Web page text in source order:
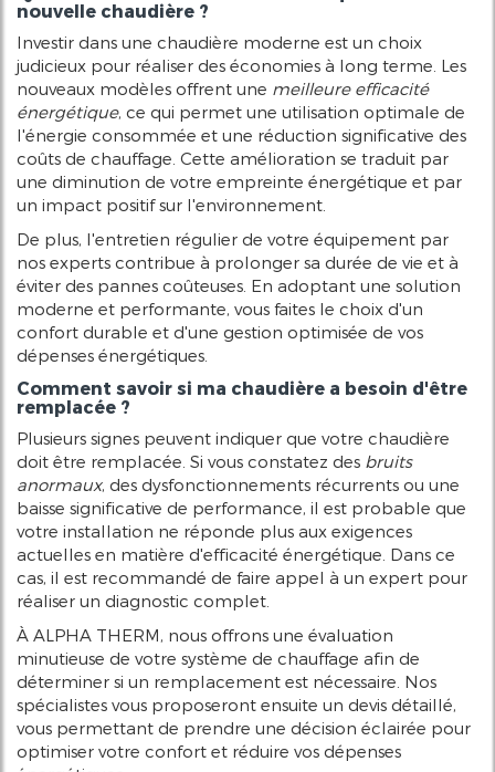
nouvelle chaudière ?
Investir dans une chaudière moderne est un choix
judicieux pour réaliser des économies à long terme. Les
nouveaux modèles offrent une meilleure efficacité
énergétique, ce qui permet une utilisation optimale de
l'énergie consommée et une réduction significative des
coûts de chauffage. Cette amélioration se traduit par
une diminution de votre empreinte énergétique et par
un impact positif sur l'environnement.
De plus, l'entretien régulier de votre équipement par
nos experts contribue à prolonger sa durée de vie et à
éviter des pannes coûteuses. En adoptant une solution
moderne et performante, vous faites le choix d'un
confort durable et d'une gestion optimisée de vos
dépenses énergétiques.
Comment savoir si ma chaudière a besoin d'être
remplacée ?
Plusieurs signes peuvent indiquer que votre chaudière
doit être remplacée. Si vous constatez des bruits
anormaux, des dysfonctionnements récurrents ou une
baisse significative de performance, il est probable que
votre installation ne réponde plus aux exigences
actuelles en matière d'efficacité énergétique. Dans ce
cas, il est recommandé de faire appel à un expert pour
réaliser un diagnostic complet.
À ALPHA THERM, nous offrons une évaluation
minutieuse de votre système de chauffage afin de
déterminer si un remplacement est nécessaire. Nos
spécialistes vous proposeront ensuite un devis détaillé,
vous permettant de prendre une décision éclairée pour
optimiser votre confort et réduire vos dépenses